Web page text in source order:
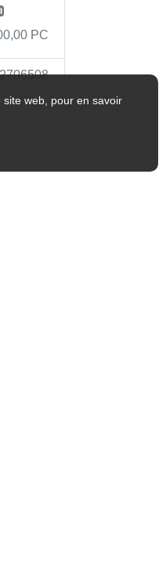
PC
web, pour en savoir